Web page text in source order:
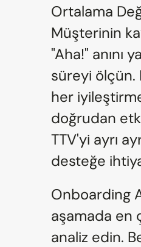
Ortalama
Müşterinin
"Aha!" anını
süreyi ölçün.
her
doğrudan
TTV'yi ayrı
desteğe
Onboarding
aşamada en
analiz edin.